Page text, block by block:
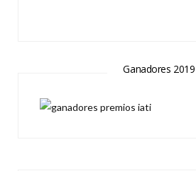
Ganadores 2019